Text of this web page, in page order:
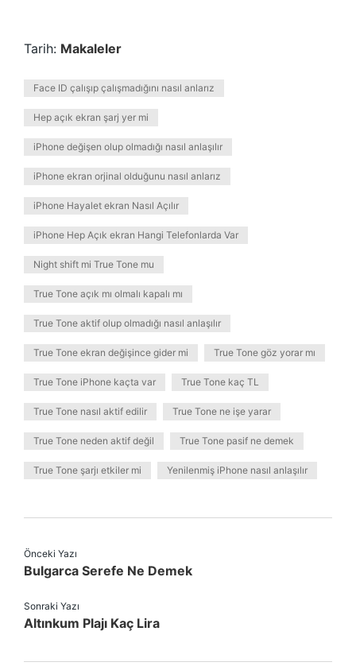
Tarih: Makaleler
Face ID çalışıp çalışmadığını nasıl anlarız
Hep açık ekran şarj yer mi
iPhone değişen olup olmadığı nasıl anlaşılır
iPhone ekran orjinal olduğunu nasıl anlarız
iPhone Hayalet ekran Nasıl Açılır
iPhone Hep Açık ekran Hangi Telefonlarda Var
Night shift mi True Tone mu
True Tone açık mı olmalı kapalı mı
True Tone aktif olup olmadığı nasıl anlaşılır
True Tone ekran değişince gider mi True Tone göz yorar mı
True Tone iPhone kaçta var True Tone kaç TL
True Tone nasıl aktif edilir True Tone ne işe yarar
True Tone neden aktif değil True Tone pasif ne demek
True Tone şarjı etkiler mi Yenilenmiş iPhone nasıl anlaşılır
Önceki Yazı
Bulgarca Serefe Ne Demek
Sonraki Yazı
Altınkum Plajı Kaç Lira